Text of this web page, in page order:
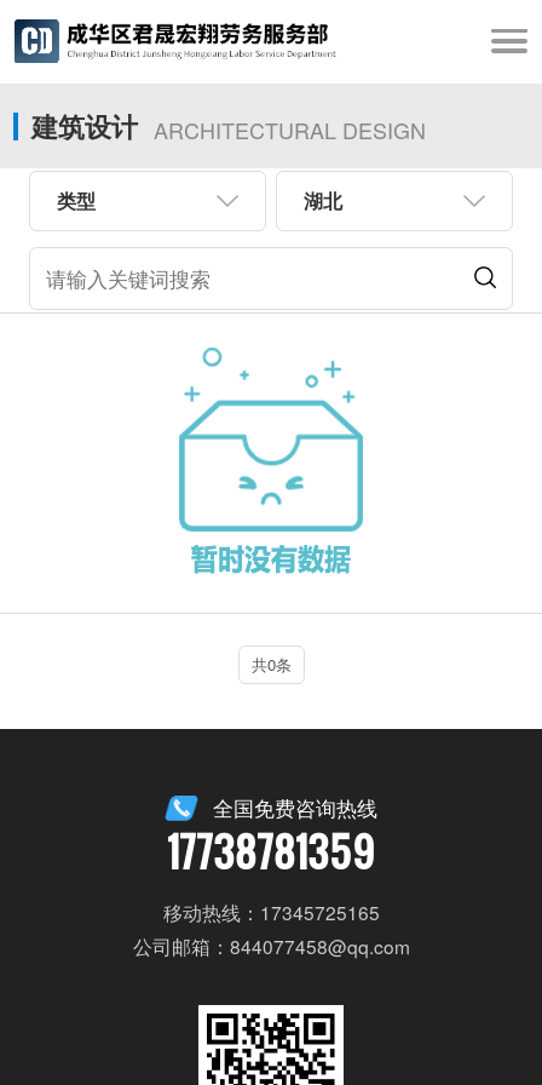
建筑设计 ARCHITECTURAL DESIGN
类型 湖北
共0条
全国免费咨询热线
17738781359
移动热线：17345725165
公司邮箱：844077458@qq.com